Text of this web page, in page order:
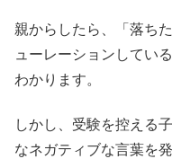
親からしたら、「落ち
ューレーションしてい
わかります。
しかし、受験を控える
なネガティブな言葉を